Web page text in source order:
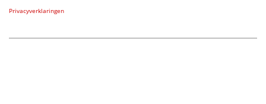
Privacyverklaringen